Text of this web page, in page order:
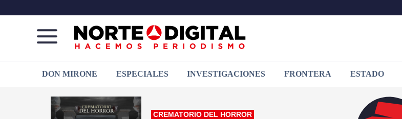
de
Juárez
que
hacemos periodismo
DON MIRONE ESPECIALES INVESTIGACIONES FRONTERA ESTADO
CREMATORIO DEL HORROR